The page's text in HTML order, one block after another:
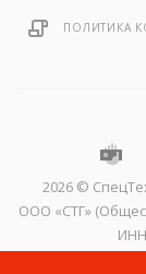
ПОЛИТИКА
2026 ©
ООО «СТГ»
ИНН